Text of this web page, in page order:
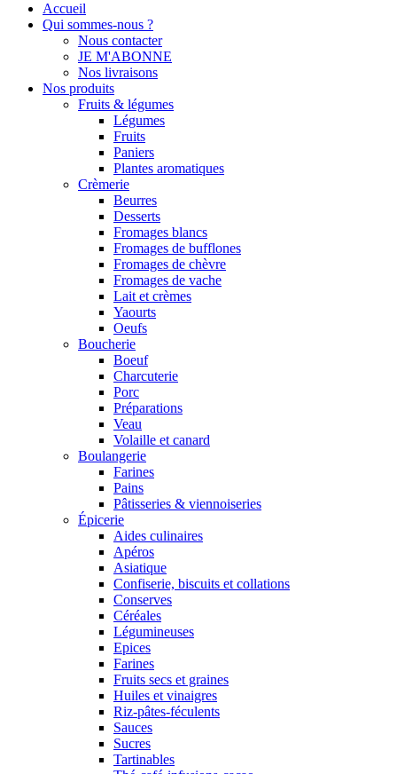
Accueil
Qui sommes-nous ?
Nous contacter
JE M'ABONNE
Nos livraisons
Nos produits
Fruits & légumes
Légumes
Fruits
Paniers
Plantes aromatiques
Crèmerie
Beurres
Desserts
Fromages blancs
Fromages de bufflones
Fromages de chèvre
Fromages de vache
Lait et crèmes
Yaourts
Oeufs
Boucherie
Boeuf
Charcuterie
Porc
Préparations
Veau
Volaille et canard
Boulangerie
Farines
Pains
Pâtisseries & viennoiseries
Épicerie
Aides culinaires
Apéros
Asiatique
Confiserie, biscuits et collations
Conserves
Céréales
Légumineuses
Epices
Farines
Fruits secs et graines
Huiles et vinaigres
Riz-pâtes-féculents
Sauces
Sucres
Tartinables